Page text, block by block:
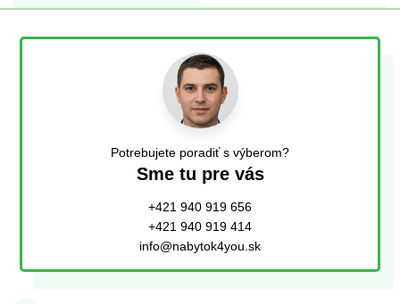
Potrebujete poradiť s výberom?
Sme tu pre vás
+421 940 919 656
+421 940 919 414
info@nabytok4you.sk